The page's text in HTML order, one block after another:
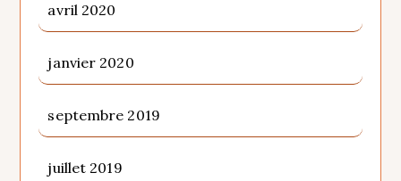
avril 2020
janvier 2020
septembre 2019
juillet 2019